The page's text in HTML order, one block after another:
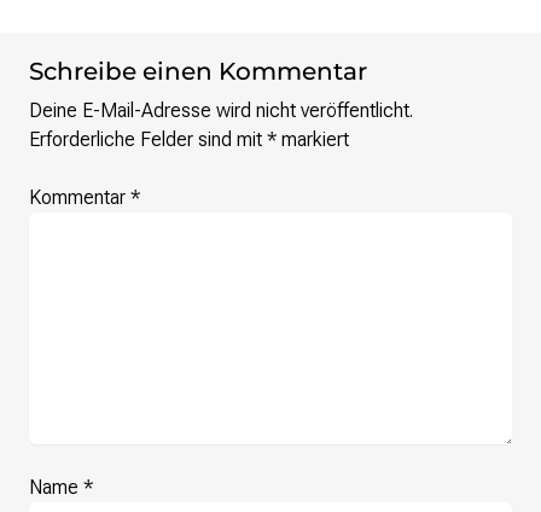
Schreibe einen Kommentar
Deine E-Mail-Adresse wird nicht veröffentlicht.
Erforderliche Felder sind mit * markiert
Kommentar *
Name *